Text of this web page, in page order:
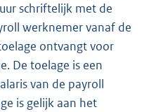
schriftelijk met de
werknemer vanaf de
ontvangt voor
De toelage is een
van de payroll
is gelijk aan het